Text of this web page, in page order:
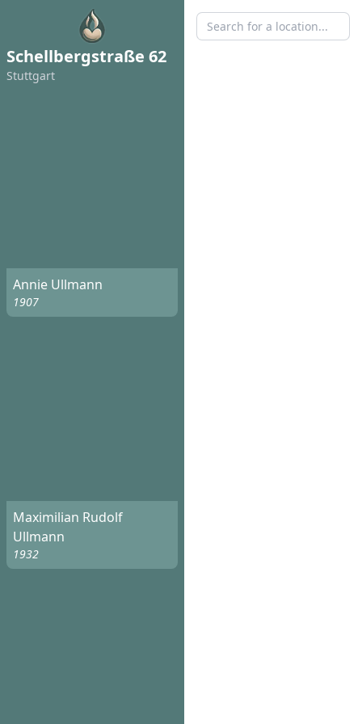
Schellbergstraße 62
Stuttgart
Annie Ullmann
1907
Maximilian Rudolf
Ullmann
1932